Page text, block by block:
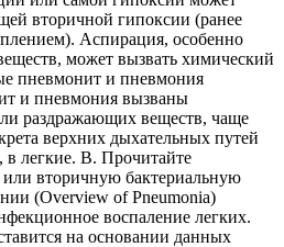
вторичной гипоксии (ранее
Аспирация, особенно
может вызвать химический
пневмонит и пневмония
и пневмония вызваны
раздражающих веществ, чаще
верхних дыхательных путей
легкие. В. Прочитайте
вторичную бактериальную
(Overview of Pneumonia)
воспаление легких.
на основании данных